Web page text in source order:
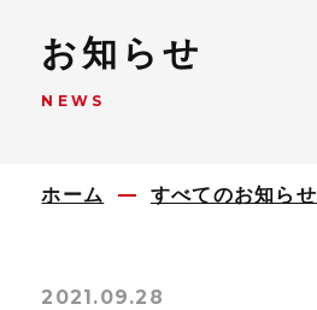
お知らせ
NEWS
ホーム すべてのお知らせ
2021.09.28